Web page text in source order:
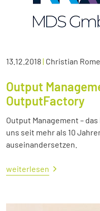
13.12.2018| Christian
Output
OutputFactory
Output Management –
uns seit mehr als 10
auseinandersetzen.
weiterlesen